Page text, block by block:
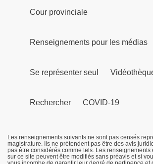
Cour provinciale
Renseignements pour les médias
Se représenter seul
Rechercher COVID-19
Les renseignements suivants ne sont pas censés
magistrature. Ils ne prétendent pas être des avis
pas être considérés comme tels. Les renseignements
sur ce site peuvent être modifiés sans préavis et si